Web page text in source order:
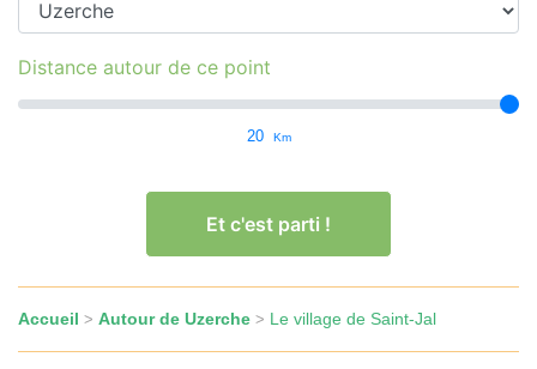
Distance autour de ce point
20 Km
Et c'est parti !
Accueil > Autour de Uzerche > Le village de Saint-Jal